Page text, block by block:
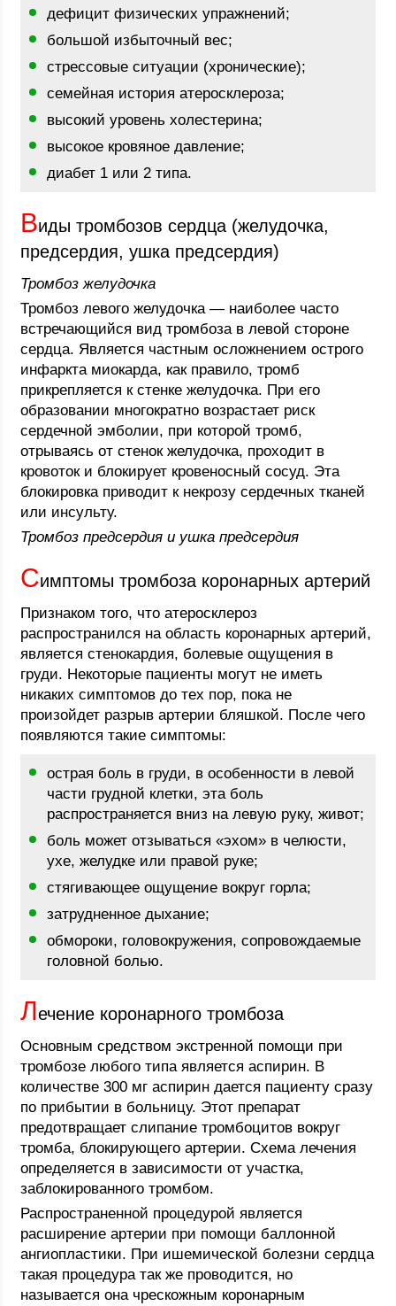
дефицит физических упражнений;
большой избыточный вес;
стрессовые ситуации (хронические);
семейная история атеросклероза;
высокий уровень холестерина;
высокое кровяное давление;
диабет 1 или 2 типа.
Виды тромбозов сердца (желудочка,
предсердия, ушка предсердия)
Тромбоз желудочка
Тромбоз левого желудочка — наиболее часто
встречающийся вид тромбоза в левой стороне
сердца. Является частным осложнением острого
инфаркта миокарда, как правило, тромб
прикрепляется к стенке желудочка. При его
образовании многократно возрастает риск
сердечной эмболии, при которой тромб,
отрываясь от стенок желудочка, проходит в
кровоток и блокирует кровеносный сосуд. Эта
блокировка приводит к некрозу сердечных тканей
или инсульту.
Тромбоз предсердия и ушка предсердия
Симптомы тромбоза коронарных артерий
Признаком того, что атеросклероз
распространился на область коронарных артерий,
является стенокардия, болевые ощущения в
груди. Некоторые пациенты могут не иметь
никаких симптомов до тех пор, пока не
произойдет разрыв артерии бляшкой. После чего
появляются такие симптомы:
острая боль в груди, в особенности в левой
части грудной клетки, эта боль
распространяется вниз на левую руку, живот;
боль может отзываться «эхом» в челюсти,
ухе, желудке или правой руке;
стягивающее ощущение вокруг горла;
затрудненное дыхание;
обмороки, головокружения, сопровождаемые
головной болью.
Лечение коронарного тромбоза
Основным средством экстренной помощи при
тромбозе любого типа является аспирин. В
количестве 300 мг аспирин дается пациенту сразу
по прибытии в больницу. Этот препарат
предотвращает слипание тромбоцитов вокруг
тромба, блокирующего артерии. Схема лечения
определяется в зависимости от участка,
заблокированного тромбом.
Распространенной процедурой является
расширение артерии при помощи баллонной
ангиопластики. При ишемической болезни сердца
такая процедура так же проводится, но
называется она чрескожным коронарным